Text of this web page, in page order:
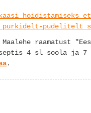
hoidistamiseks
purkidelt-pudelitelt
Maalehe raamatust
4 sl soola ja 7
.